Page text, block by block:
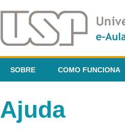
SOBRE COMO FUNCIONA
Ajuda